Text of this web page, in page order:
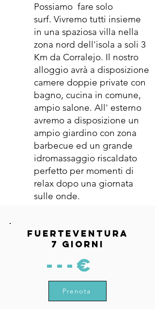
Possiamo fare solo
surf. Vivremo tutti insieme
in una spaziosa villa nella
zona nord dell'isola a soli 3
Km da Corralejo. Il nostro
alloggio avrà a disposizione
camere doppie private con
bagno, cucina in comune,
ampio salone. All' esterno
avremo a disposizione un
ampio giardino con zona
barbecue ed un grande
idromassaggio riscaldato
perfetto per momenti di
relax dopo una giornata
sulle onde.
Fuerteventura
7 giorni
---€
Prenota